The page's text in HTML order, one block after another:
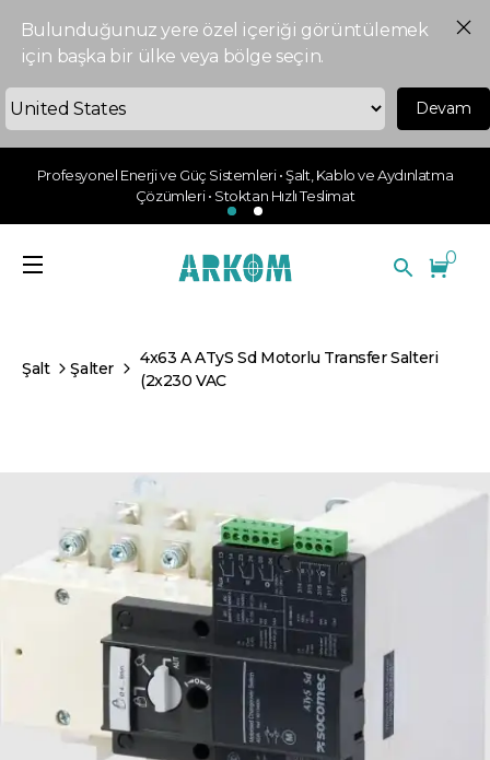
Bulunduğunuz yere özel içeriği görüntülemek
için başka bir ülke veya bölge seçin.
Devam
Profesyonel Enerji ve Güç Sistemleri • Şalt, Kablo ve Aydınlatma
Çözümleri • Stoktan Hızlı Teslimat
0
Şalt Şalter
4x63 A ATyS Sd Motorlu Transfer Salteri
(2x230 VAC